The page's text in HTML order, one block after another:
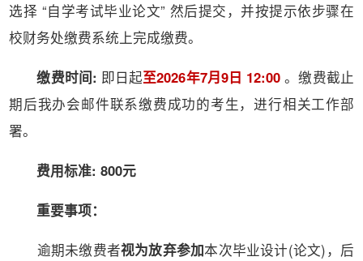
选择 “自学考试毕业论文” 然后提交，并按提示依步骤在
校财务处缴费系统上完成缴费。
缴费时间: 即日起至2026年7月9日 12:00 。缴费截止
期后我办会邮件联系缴费成功的考生，进行相关工作部
署。
费用标准: 800元
重要事项：
逾期未缴费者视为放弃参加本次毕业设计(论文)，后